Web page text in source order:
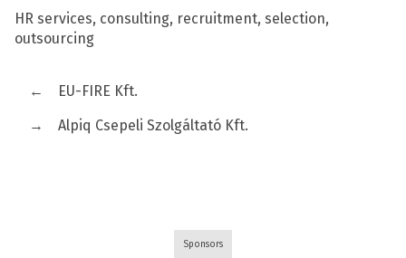
HR services, consulting, recruitment, selection,
outsourcing
←
EU-FIRE Kft.
→
Alpiq Csepeli Szolgáltató Kft.
Sponsors